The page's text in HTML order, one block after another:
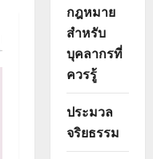
กฎหมาย
สำหรับ
บุคลากรที่
ควรรู้
ประมวล
จริยธรรม